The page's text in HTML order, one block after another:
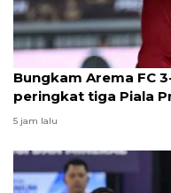
Bungkam Arema FC
peringkat tiga Piala
5 jam lalu